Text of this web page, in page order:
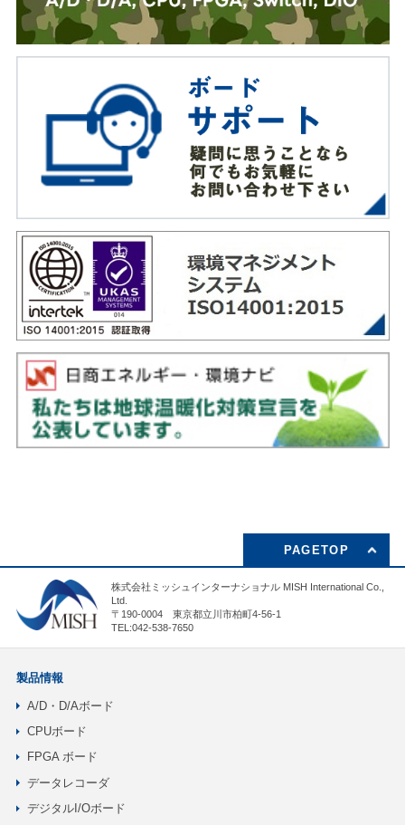
PAGETOP
株式会社ミッシュインターナショナル MISH International Co.,
Ltd.
〒190-0004 東京都立川市柏町4-56-1
TEL:042-538-7650
製品情報
A/D・D/Aボード
CPUボード
FPGA ボード
データレコーダ
デジタルI/Oボード